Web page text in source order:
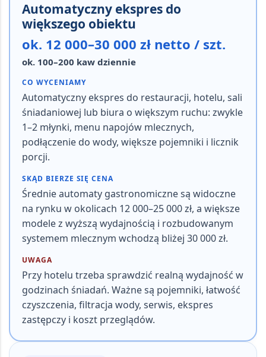
Automatyczny ekspres do
większego obiektu
ok. 12 000–30 000 zł netto / szt.
ok. 100–200 kaw dziennie
CO WYCENIAMY
Automatyczny ekspres do restauracji, hotelu, sali
śniadaniowej lub biura o większym ruchu: zwykle
1–2 młynki, menu napojów mlecznych,
podłączenie do wody, większe pojemniki i licznik
porcji.
SKĄD BIERZE SIĘ CENA
Średnie automaty gastronomiczne są widoczne
na rynku w okolicach 12 000–25 000 zł, a większe
modele z wyższą wydajnością i rozbudowanym
systemem mlecznym wchodzą bliżej 30 000 zł.
UWAGA
Przy hotelu trzeba sprawdzić realną wydajność w
godzinach śniadań. Ważne są pojemniki, łatwość
czyszczenia, filtracja wody, serwis, ekspres
zastępczy i koszt przeglądów.